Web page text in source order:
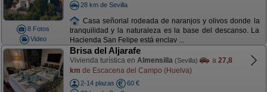
8 Fotos
Video
28 km de Sevilla
Casa señorial rodeada de naranjos y olivos donde la
tranquilidad y la naturaleza es la base del descanso. La
Hacienda San Felipe está enclav ...
Brisa del Aljarafe
Vivienda turística en Almensilla (Sevilla) a 27,8
km de Escacena del Campo (Huelva)
2-14 plazas
60 €